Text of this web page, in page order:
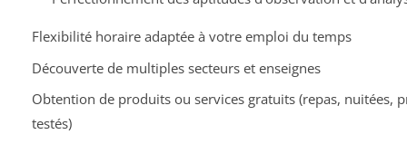
Flexibilité horaire adaptée à votre emploi du temps
Découverte de multiples secteurs et enseignes
Obtention de produits ou services gratuits (repas, nuitées,
testés)